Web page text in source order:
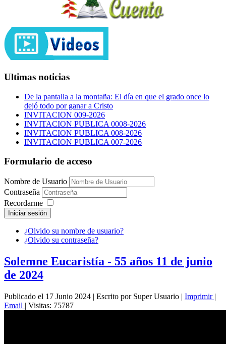
Ultimas noticias
De la pantalla a la montaña: El día en que el grado once lo
dejó todo por ganar a Cristo
INVITACION 009-2026
INVITACION PUBLICA 0008-2026
INVITACION PUBLICA 008-2026
INVITACION PUBLICA 007-2026
Formulario de acceso
Nombre de Usuario
Contraseña
Recordarme
Iniciar sesión
¿Olvido su nombre de usuario?
¿Olvido su contraseña?
Solemne Eucaristía - 55 años 11 de junio
de 2024
Publicado el 17 Junio 2024 | Escrito por Super Usuario | Imprimir |
Email | Visitas: 75787